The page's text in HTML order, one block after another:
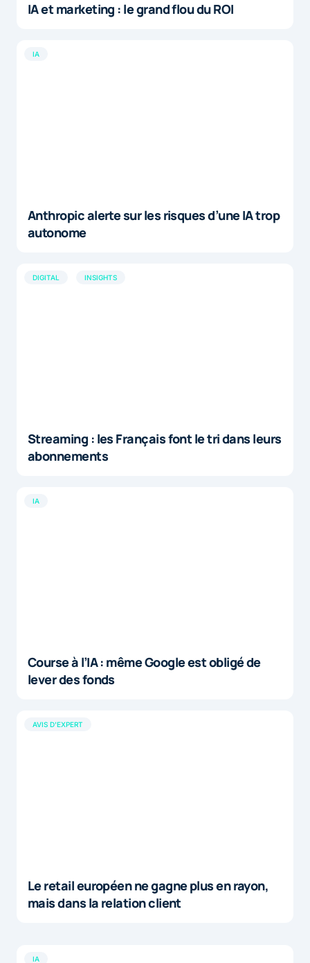
IA et marketing : le grand flou du ROI
IA
Anthropic alerte sur les risques d’une IA trop
autonome
DIGITAL INSIGHTS
Streaming : les Français font le tri dans leurs
abonnements
IA
Course à l’IA : même Google est obligé de
lever des fonds
AVIS D'EXPERT
Le retail européen ne gagne plus en rayon,
mais dans la relation client
IA